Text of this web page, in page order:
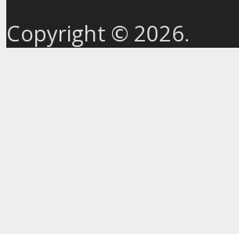
Copyright © 2026.